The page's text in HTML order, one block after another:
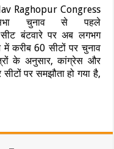
टक्कर
Raghopur Congress
चुनाव से पहले
बंटवारे पर अब लगभग
करीब 60 सीटों पर चुनाव
के अनुसार, कांग्रेस और
पर समझौता हो गया है,